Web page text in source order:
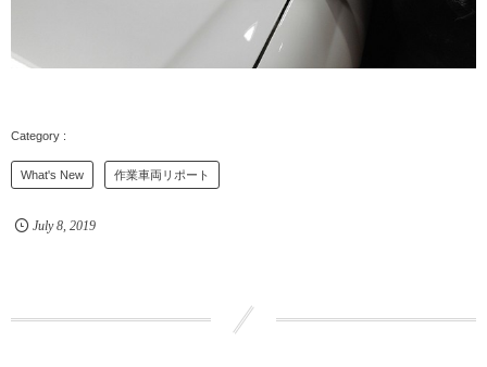
What's New 作業車両リポート
July 8, 2019